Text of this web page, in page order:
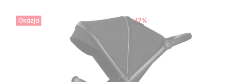
Okazja -17%